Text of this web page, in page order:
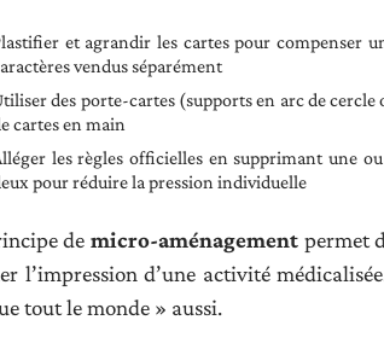
et agrandir les cartes pour compenser
vendus séparément
des porte-cartes (supports en arc de
cartes en main
les règles officielles en supprimant une
pour réduire la pression individuelle
de micro-aménagementpermet
l’impression d’une activité
tout le monde » aussi.